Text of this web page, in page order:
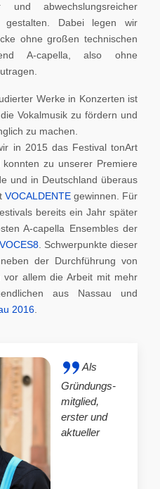
abwechslungsreicher
gestalten. Dabei legen wir
ohne großen technischen
A-capella, also ohne
Werke in Konzerten ist
Vokalmusik zu fördern und
zu machen.
in 2015 das Festival tonArt
zu unserer Premiere
und in Deutschland überaus
VOCALDENTE gewinnen. Für
bereits ein Jahr später
A-capella Ensembles der
VOCES8. Schwerpunkte dieser
der Durchführung von
vor allem die Arbeit mit mehr
aus Nassau und
2016
Als
Gründungs-
mitglied,
erster und
aktueller